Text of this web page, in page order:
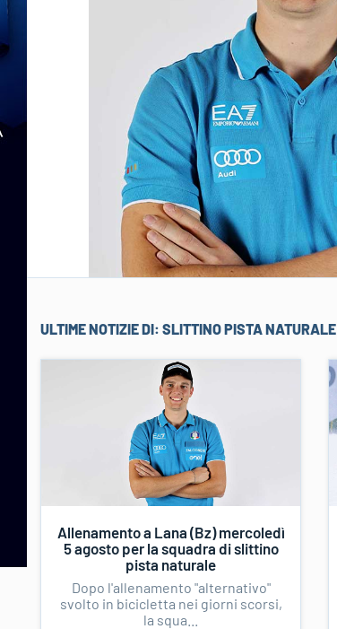
ULTIME NOTIZIE DI: SLITTINO PISTA NATURALE
Allenamento a Lana (Bz) mercoledì
5 agosto per la squadra di slittino
pista naturale
Dopo l'allenamento "alternativo"
svolto in bicicletta nei giorni scorsi,
la squa...